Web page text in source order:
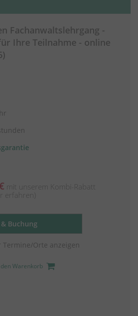
Fachanwaltslehrgang -
Ihre Teilnahme - online
mit unserem Kombi-Rabatt
erfahren)
Buchung
Termine/Orte anzeigen
Warenkorb